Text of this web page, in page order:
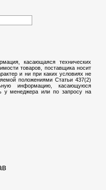
касающаяся технических
товаров, поставщика носит
и ни при каких условиях не
положениями Статьи 437(2)
информацию, касающуюся
у менеджера или по запросу на